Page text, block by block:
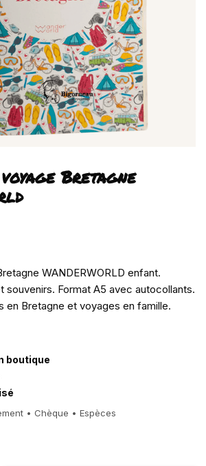
Bretagne
WANDERWORLD enfant.
souvenirs. Format A5 avec autocollants.
en Bretagne et voyages en famille.
boutique
• Chèque • Espèces